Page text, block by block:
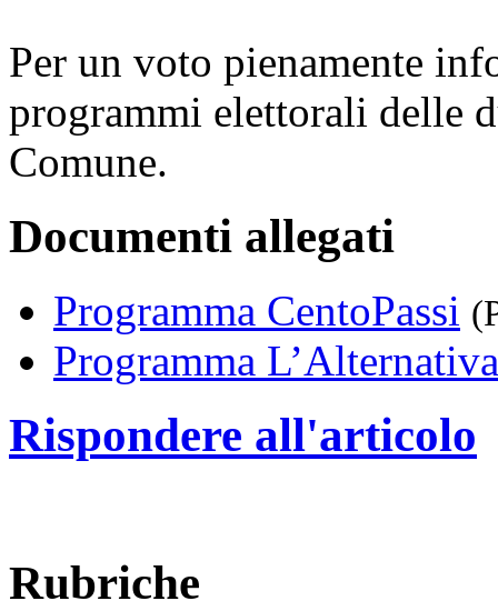
Per un voto pienamente
programmi elettorali delle
Comune.
Documenti allegati
Programma CentoPassi
Programma L’Alternativa
Rispondere all'articolo
Rubriche